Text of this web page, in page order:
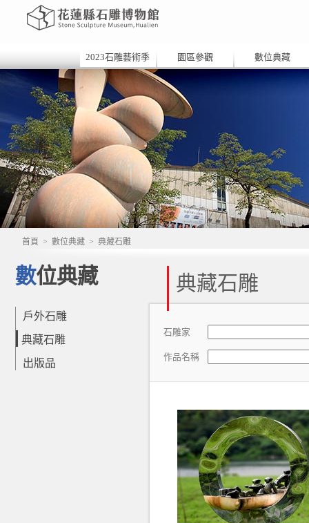
2023石雕藝術季 園區參觀 數位典藏
首頁 > 數位典藏 > 典藏石雕
數位典藏
戶外石雕
典藏石雕
出版品
典藏石雕
石雕家
作品名稱